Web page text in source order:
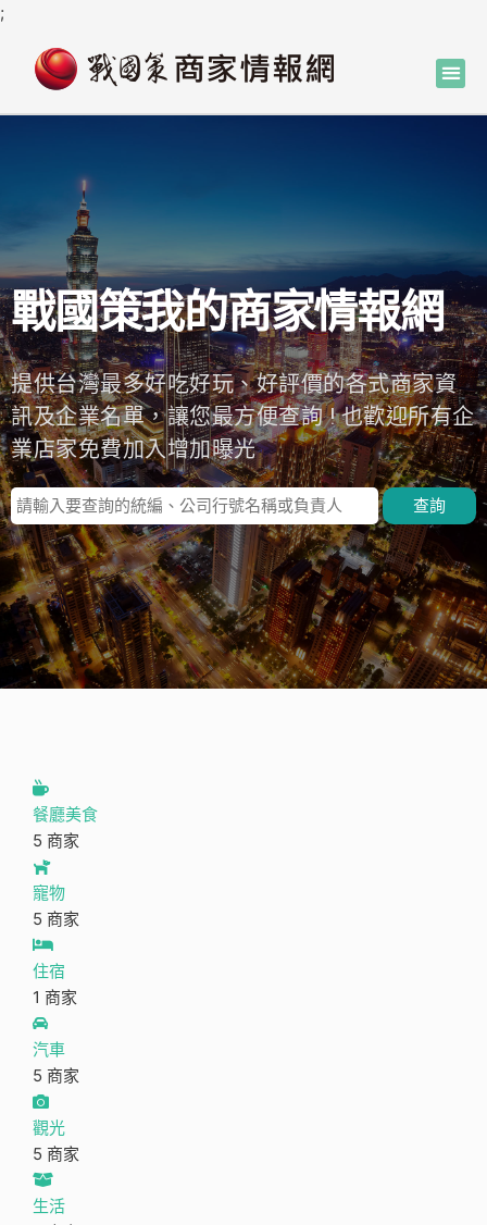
;
戰國策我的商家情報網
提供台灣最多好吃好玩、好評價的各式商家資
訊及企業名單，讓您最方便查詢 ! 也歡迎所有企
業店家免費加入增加曝光
查詢
餐廳美食
5 商家
寵物
5 商家
住宿
1 商家
汽車
5 商家
觀光
5 商家
生活